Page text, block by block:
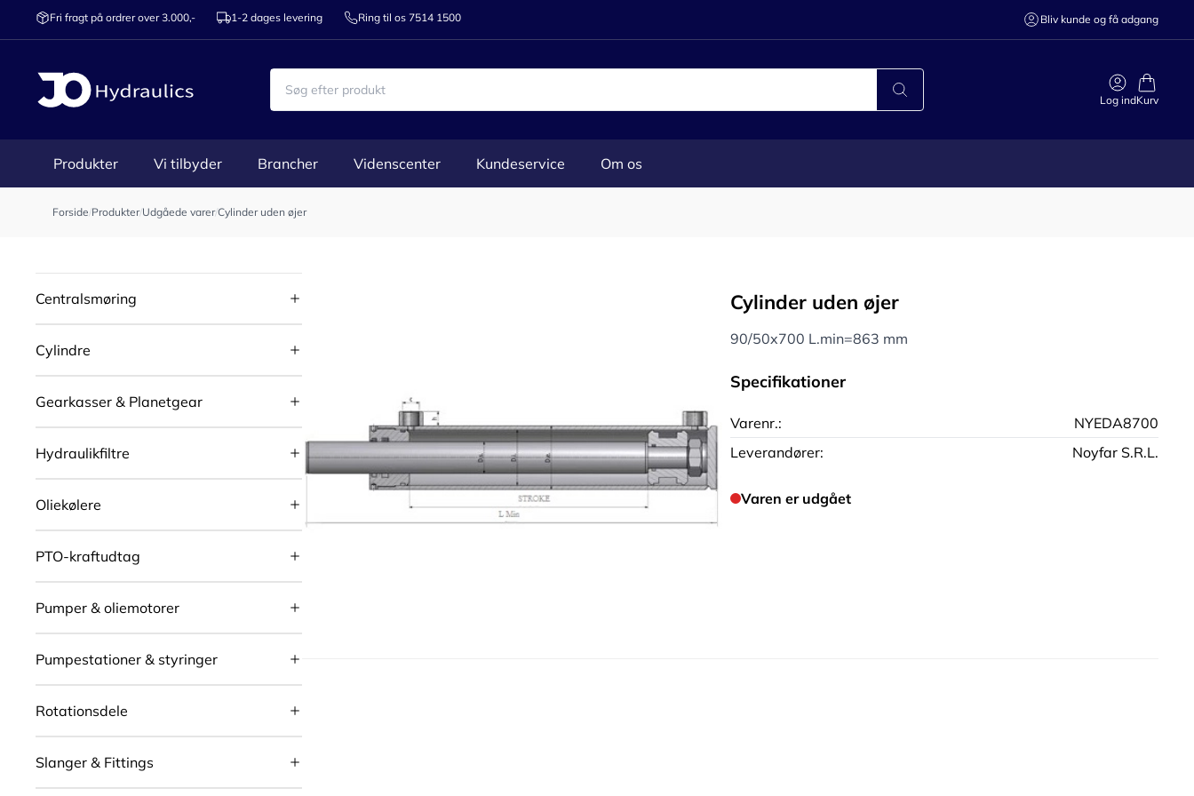
Fri fragt på ordrer over 3.000,- 1-2 dages levering Ring til os 7514 1500 Bliv kunde og få adgang
Log indKurv
Produkter Vi tilbyder Brancher Videnscenter Kundeservice Om os
Forside/Produkter/Udgåede varer/Cylinder uden øjer
Centralsmøring
Cylindre
Gearkasser & Planetgear
Hydraulikfiltre
Oliekølere
PTO-kraftudtag
Pumper & oliemotorer
Pumpestationer & styringer
Rotationsdele
Slanger & Fittings
Cylinder uden øjer
90/50x700 L.min=863 mm
Specifikationer
Varenr.:
NYEDA8700
Leverandører:
Noyfar S.R.L.
Varen er udgået